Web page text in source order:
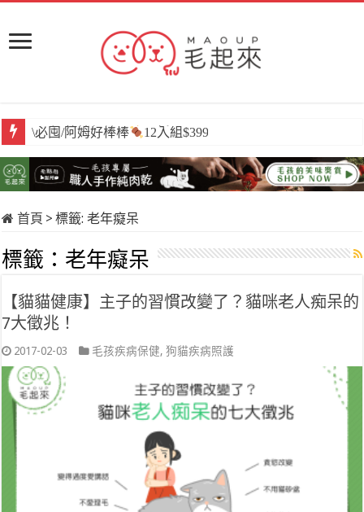
\必囤/阿姆好棒棒 12入組$399
首頁 > 標籤:老年癡呆
標籤： 老年癡呆
【貓貓健康】主子的習慣改變了？貓咪老人痴呆的
7大徵兆！
2017-02-03 毛孩疾病保健,狗貓疾病照護